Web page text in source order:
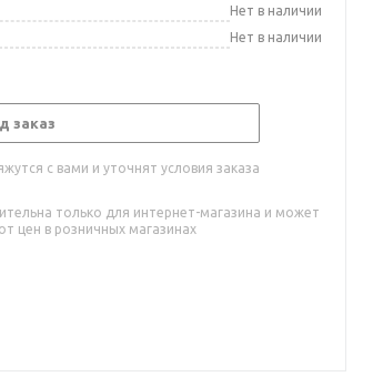
Нет в наличии
Нет в наличии
заказ
с вами и уточнят условия заказа
только для интернет-магазина и может
цен в розничных магазинах